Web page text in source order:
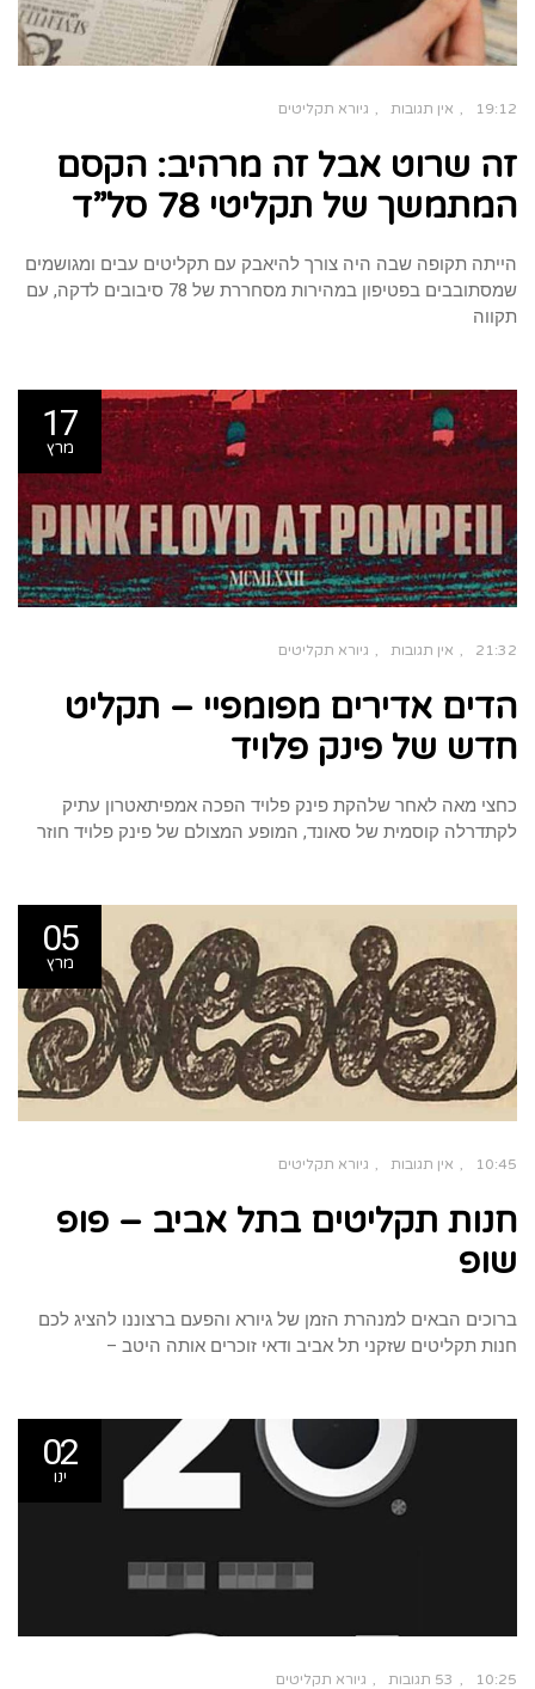
19:12 אין תגובות גיורא תקליטים
זה שרוט אבל זה מרהיב: הקסם
המתמשך של תקליטי 78 סל”ד
הייתה תקופה שבה היה צורך להיאבק עם תקליטים עבים ומגושמים
שמסתובבים בפטיפון במהירות מסחררת של 78 סיבובים לדקה, עם
תקווה
17
מרץ
21:32 אין תגובות גיורא תקליטים
הדים אדירים מפומפיי – תקליט
חדש של פינק פלויד
כחצי מאה לאחר שלהקת פינק פלויד הפכה אמפיתאטרון עתיק
לקתדרלה קוסמית של סאונד, המופע המצולם של פינק פלויד חוזר
05
מרץ
10:45 אין תגובות גיורא תקליטים
חנות תקליטים בתל אביב – פופ
שופ
ברוכים הבאים למנהרת הזמן של גיורא והפעם ברצוננו להציג לכם
חנות תקליטים שזקני תל אביב ודאי זוכרים אותה היטב –
02
ינו
10:25 53 תגובות גיורא תקליטים